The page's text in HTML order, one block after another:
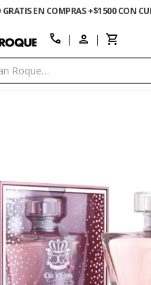
GRATIS EN COMPRAS +$1500 CON
call